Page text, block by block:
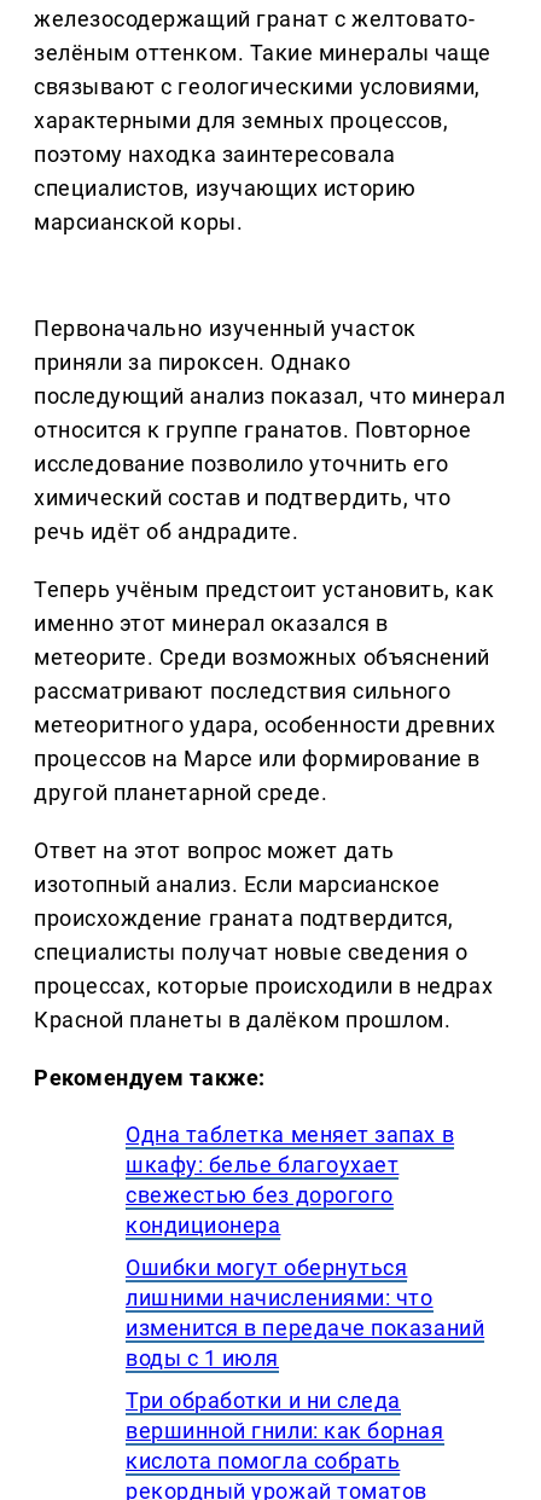
железосодержащий гранат с желтовато-
зелёным оттенком. Такие минералы чаще
связывают с геологическими условиями,
характерными для земных процессов,
поэтому находка заинтересовала
специалистов, изучающих историю
марсианской коры.
Первоначально изученный участок
приняли за пироксен. Однако
последующий анализ показал, что минерал
относится к группе гранатов. Повторное
исследование позволило уточнить его
химический состав и подтвердить, что
речь идёт об андрадите.
Теперь учёным предстоит установить, как
именно этот минерал оказался в
метеорите. Среди возможных объяснений
рассматривают последствия сильного
метеоритного удара, особенности древних
процессов на Марсе или формирование в
другой планетарной среде.
Ответ на этот вопрос может дать
изотопный анализ. Если марсианское
происхождение граната подтвердится,
специалисты получат новые сведения о
процессах, которые происходили в недрах
Красной планеты в далёком прошлом.
Рекомендуем также:
Одна таблетка меняет запах в
шкафу: белье благоухает
свежестью без дорогого
кондиционера
Ошибки могут обернуться
лишними начислениями: что
изменится в передаче показаний
воды с 1 июля
Три обработки и ни следа
вершинной гнили: как борная
кислота помогла собрать
рекордный урожай томатов